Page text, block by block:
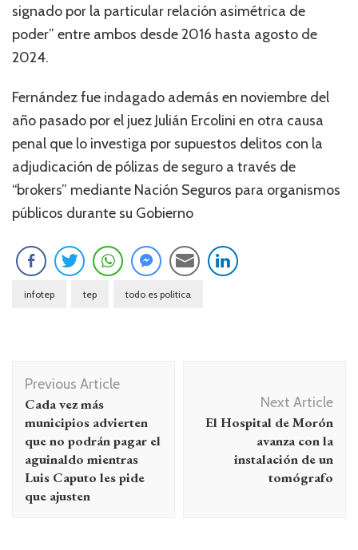
signado por la particular relación asimétrica de
poder” entre ambos desde 2016 hasta agosto de
2024.
Fernández fue indagado además en noviembre del
año pasado por el juez Julián Ercolini en otra causa
penal que lo investiga por supuestos delitos con la
adjudicación de pólizas de seguro a través de
“brokers” mediante Nación Seguros para organismos
públicos durante su Gobierno
infotep tep todo es politica
Navegación
de
entradas
Previous Article
Cada vez más
municipios advierten
que no podrán pagar el
aguinaldo mientras
Luis Caputo les pide
que ajusten
Next Article
El Hospital de Morón
avanza con la
instalación de un
tomógrafo